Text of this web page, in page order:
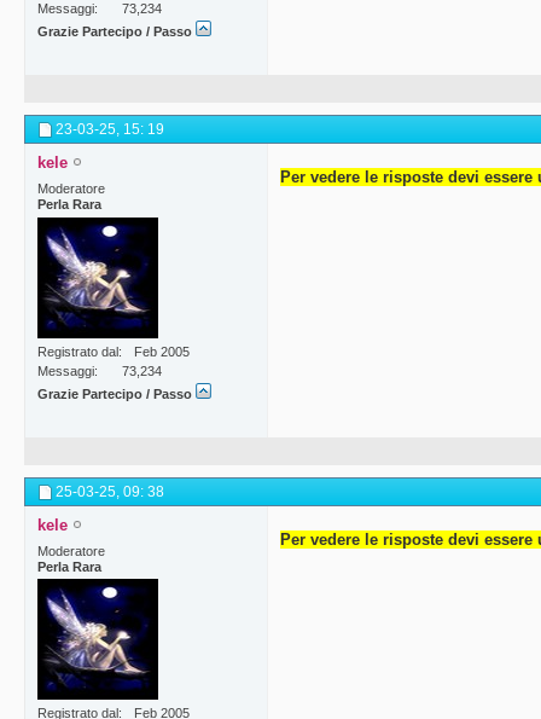
Messaggi
73,234
Grazie Partecipo / Passo
23-03-25, 15: 19
kele
Moderatore
Perla Rara
Registrato dal
Feb 2005
Messaggi
73,234
Grazie Partecipo / Passo
Per vedere le risposte devi
25-03-25, 09: 38
kele
Moderatore
Perla Rara
Registrato dal
Feb 2005
Per vedere le risposte devi essere